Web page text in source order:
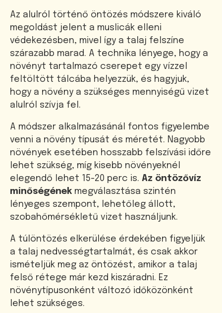
Az alulról történő öntözés módszere kiváló
megoldást jelent a muslicák elleni
védekezésben, mivel így a talaj felszíne
szárazabb marad. A technika lényege, hogy a
növényt tartalmazó cserepet egy vízzel
feltöltött tálcába helyezzük, és hagyjuk,
hogy a növény a szükséges mennyiségű vizet
alulról szívja fel.
A módszer alkalmazásánál fontos figyelembe
venni a növény típusát és méretét. Nagyobb
növények esetében hosszabb felszívási időre
lehet szükség, míg kisebb növényeknél
elegendő lehet 15-20 perc is. Az öntözővíz
minőségének megválasztása szintén
lényeges szempont, lehetőleg állott,
szobahőmérsékletű vizet használjunk.
A túlöntözés elkerülése érdekében figyeljük
a talaj nedvességtartalmát, és csak akkor
ismételjük meg az öntözést, amikor a talaj
felső rétege már kezd kiszáradni. Ez
növénytípusonként változó időközönként
lehet szükséges.